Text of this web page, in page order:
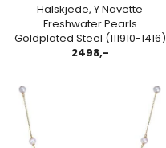
Halskjede, Y Navette
Freshwater Pearls
Goldplated Steel (111910-1416)
2498,-